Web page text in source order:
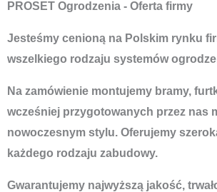
PROSET Ogrodzenia - Oferta firmy
Jesteśmy cenioną na Polskim rynku
wszelkiego rodzaju systemów
Na zamówienie montujemy bramy,
wcześniej przygotowanych przez nas
nowoczesnym stylu. Oferujemy
każdego rodzaju zabudowy.
Gwarantujemy najwyższą jakość,